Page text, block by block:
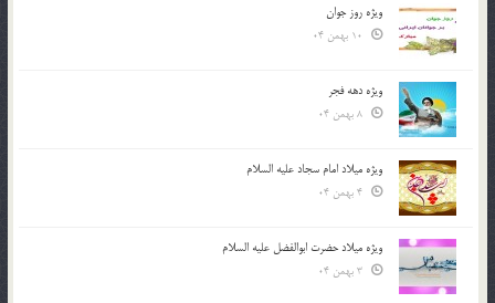
ویژه روز جوان
ویژه دهه فجر
ویژه میلاد امام سجاد علیه السلام
ویژه میلاد حضرت ابوالفضل علیه السلام